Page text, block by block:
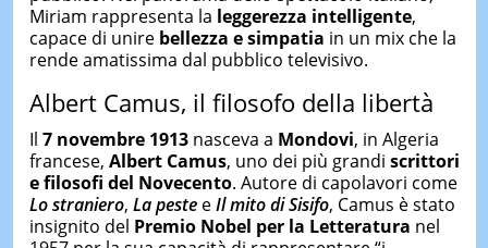
Miriam rappresenta la leggerezza intelligente,
capace di unire bellezza e simpatia in un mix che la
rende amatissima dal pubblico televisivo.
Albert Camus, il filosofo della libertà
Il 7 novembre 1913nasceva a Mondovi, in Algeria
francese, Albert Camus, uno dei più grandi scrittori
e filosofi del Novecento. Autore di capolavori come
Lo straniero, La pesteeIl mito di Sisifo, Camus è stato
insignito del Premio Nobel per la Letteratura nel